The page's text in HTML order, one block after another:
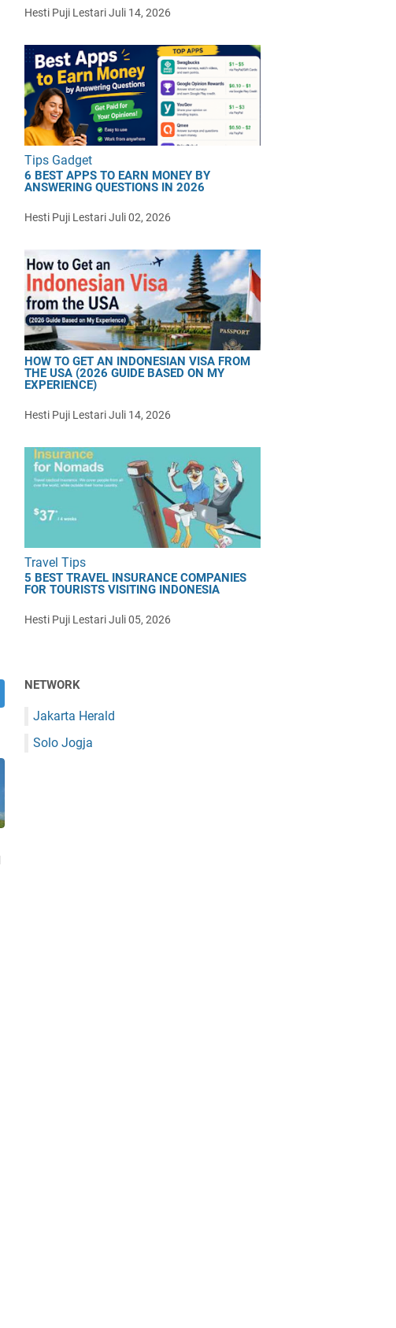
Hesti Puji LestariJuli 14, 2026
Tips Gadget
6 BEST APPS TO EARN MONEY BY
ANSWERING QUESTIONS IN 2026
Hesti Puji LestariJuli 02, 2026
HOW TO GET AN INDONESIAN VISA FROM
THE USA (2026 GUIDE BASED ON MY
EXPERIENCE)
Hesti Puji LestariJuli 14, 2026
Travel Tips
5 BEST TRAVEL INSURANCE COMPANIES
FOR TOURISTS VISITING INDONESIA
Hesti Puji LestariJuli 05, 2026
NETWORK
Jakarta Herald
Solo Jogja